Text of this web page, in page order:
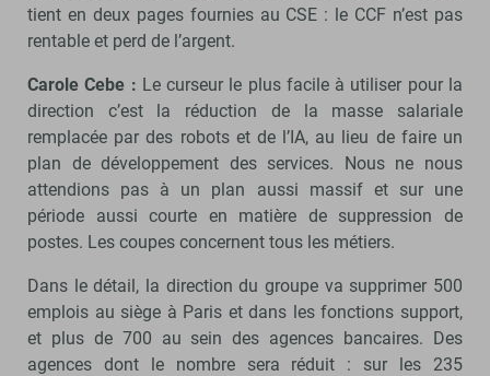
tient en deux pages fournies au CSE : le CCF n’est pas
rentable et perd de l’argent.
Carole Cebe : Le curseur le plus facile à utiliser pour la
direction c’est la réduction de la masse salariale
remplacée par des robots et de l’IA, au lieu de faire un
plan de développement des services. Nous ne nous
attendions pas à un plan aussi massif et sur une
période aussi courte en matière de suppression de
postes. Les coupes concernent tous les métiers.
Dans le détail, la direction du groupe va supprimer 500
emplois au siège à Paris et dans les fonctions support,
et plus de 700 au sein des agences bancaires. Des
agences dont le nombre sera réduit : sur les 235